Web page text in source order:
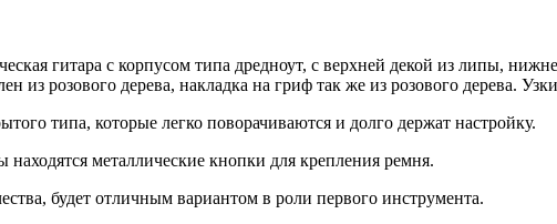
гитара с корпусом типа дредноут, с верхней декой из липы,
из розового дерева, накладка на гриф так же из розового дерева.
типа, которые легко поворачиваются и долго держат настройку.
металлические кнопки для крепления ремня.
будет отличным вариантом в роли первого инструмента.